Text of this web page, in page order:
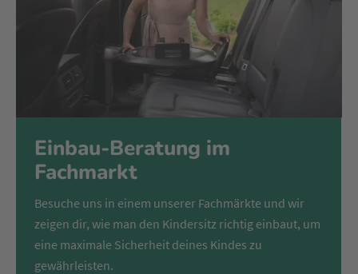
Einbau-Beratung im
Fachmarkt
Besuche uns in einem unserer Fachmärkte und wir
zeigen dir, wie man den Kindersitz richtig einbaut, um
eine maximale Sicherheit deines Kindes zu
gewährleisten.